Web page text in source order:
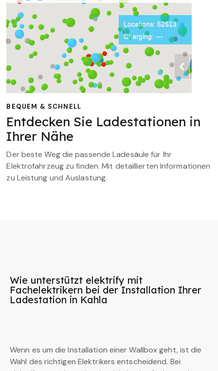
BEQUEM & SCHNELL
Entdecken Sie Ladestationen in
Ihrer Nähe
Der beste Weg die passende Ladesäule für Ihr
Elektrofahrzeug zu finden. Mit detaillierten Informationen
zu Leistung und Auslastung.
Wie unterstützt elektrify mit
Fachelektrikern bei der Installation Ihrer
Ladestation in Kahla
Wenn es um die Installation einer Wallbox geht, ist die
Wahl des richtigen Elektrikers entscheidend. Bei